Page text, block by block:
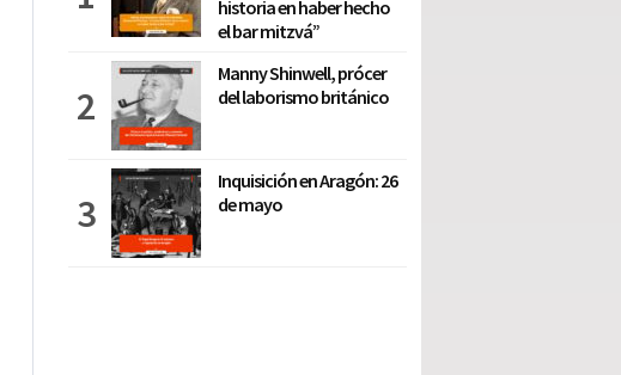
historia en haber hecho
el bar mitzvá”
Manny Shinwell, prócer
del laborismo británico
Inquisición en Aragón: 26
de mayo